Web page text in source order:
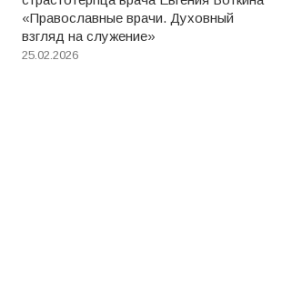
«Православные врачи. Духовный
взгляд на служение»
25.02.2026